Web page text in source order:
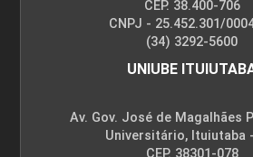
CEP. 38.400-706
CNPJ - 25.452.301/
(34) 3292-5600
UNIUBE
Av. Gov. José de Magalhães
Universitário, Ituiutaba
CEP. 38301-078